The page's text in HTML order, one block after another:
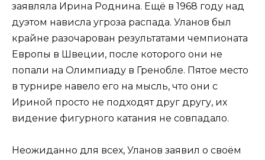
заявляла Ирина Роднина. Ещё в 1968 году над
дуэтом нависла угроза распада. Уланов был
крайне разочарован результатами чемпионата
Европы в Швеции, после которого они не
попали на Олимпиаду в Гренобле. Пятое место
в турнире навело его на мысль, что они с
Ириной просто не подходят друг другу, их
видение фигурного катания не совпадало.
Неожиданно для всех, Уланов заявил о своём